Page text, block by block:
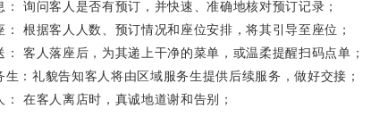
人是否有预订，并快速、准确地核对预订记录；
人人数、预订情况和座位安排，将其引导至座位；
座后，为其递上干净的菜单，或温柔提醒扫码点单；
告知客人将由区域服务生提供后续服务，做好交接；
人离店时，真诚地道谢和告别；